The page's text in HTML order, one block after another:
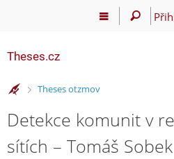
Theses.cz
>
Theses otzmov
Detekce komunit v
sítích – Tomáš Sobek